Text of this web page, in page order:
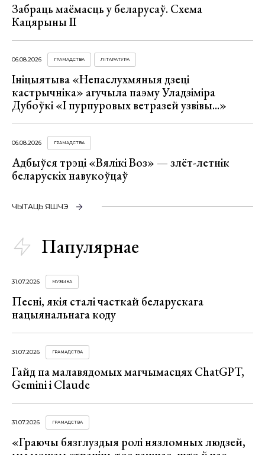
Забраць маёмасць у беларусаў. Схема
Кацярыны ІІ
06.08.2026 ГРАМАДСТВА ЛІТАРАТУРА
Ініцыятыва «Непаслухмяныя дзеці
кастрычніка» агучыла паэму Уладзіміра
Дубоўкі «І пурпуровых ветразей узвівы...»
06.08.2026 ГРАМАДСТВА
Адбыўся трэці «Вялікі Воз» — злёт-летнік
беларускіх навукоўцаў
ЧЫТАЦЬ ЯШЧЭ
Папулярнае
31.07.2026 МУЗЫКА
Песні, якія сталі часткай беларускага
нацыянальнага коду
31.07.2026 ГРАМАДСТВА
Гайд па малавядомых магчымасцях ChatGPT,
Gemini і Claude
31.07.2026 ГРАМАДСТВА
«Граючы бязглуздыя ролі нязломных людзей,